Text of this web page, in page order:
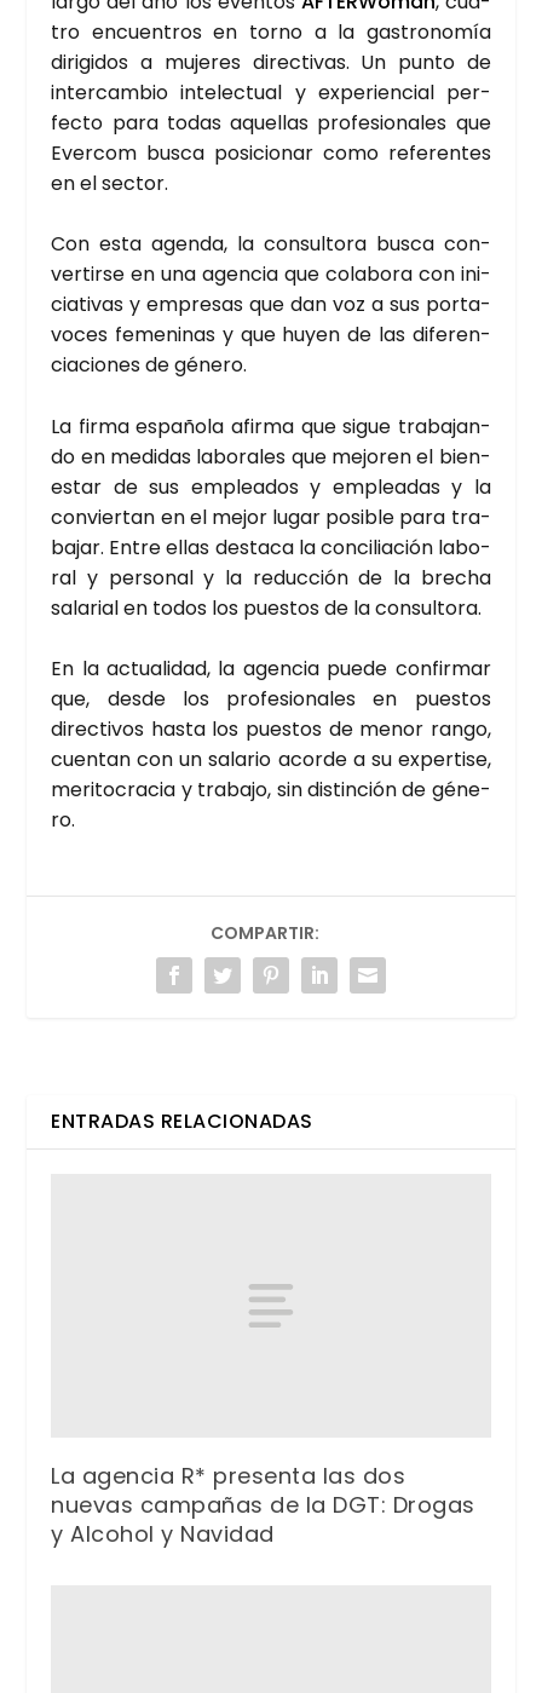
tro encuen­tros en torno a la gas­tro­no­mía
diri­gi­dos a muje­res direc­ti­vas. Un pun­to de
inter­cam­bio inte­lec­tual y expe­rien­cial per­
fec­to para todas aque­llas pro­fe­sio­na­les que
Ever­com bus­ca posi­cio­nar como refe­ren­tes
en el sec­tor.
Con esta agen­da, la con­sul­to­ra bus­ca con­
ver­tir­se en una agen­cia que cola­bo­ra con ini­
cia­ti­vas y empre­sas que dan voz a sus por­ta­
vo­ces feme­ni­nas y que huyen de las dife­ren­
cia­cio­nes de géne­ro.
La fir­ma espa­ño­la afir­ma que sigue tra­ba­jan­
do en medi­das labo­ra­les que mejo­ren el bien­
es­tar de sus emplea­dos y emplea­das y la
con­vier­tan en el mejor lugar posi­ble para tra­
ba­jar. Entre ellas des­ta­ca la con­ci­lia­ción labo­
ral y per­so­nal y la reduc­ción de la bre­cha
sala­rial en todos los pues­tos de la con­sul­to­ra.
En la actua­li­dad, la agen­cia pue­de con­fir­mar
que, des­de los pro­fe­sio­na­les en pues­tos
direc­ti­vos has­ta los pues­tos de menor ran­go,
cuen­tan con un sala­rio acor­de a su exper­ti­se,
meri­to­cra­cia y tra­ba­jo, sin dis­tin­ción de géne­
ro.
COMPARTIR:
ENTRADAS RELACIONADAS
La agencia R* presenta las dos
nuevas campañas de la DGT: Drogas
y Alcohol y Navidad